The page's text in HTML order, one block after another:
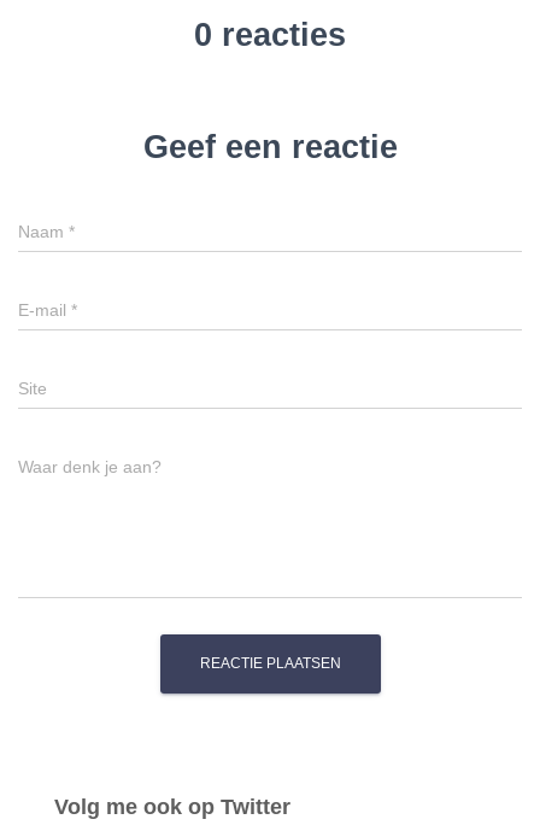
0 reacties
Geef een reactie
Naam *
E-mail *
Site
Waar denk je aan?
Volg me ook op Twitter